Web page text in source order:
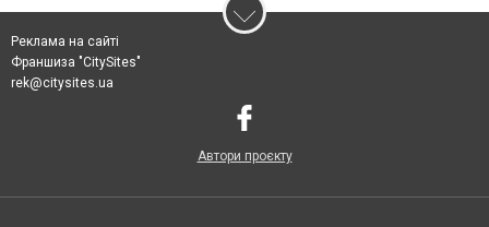
Реклама на сайті
Франшиза "CitySites"
rek@citysites.ua
Автори проєкту